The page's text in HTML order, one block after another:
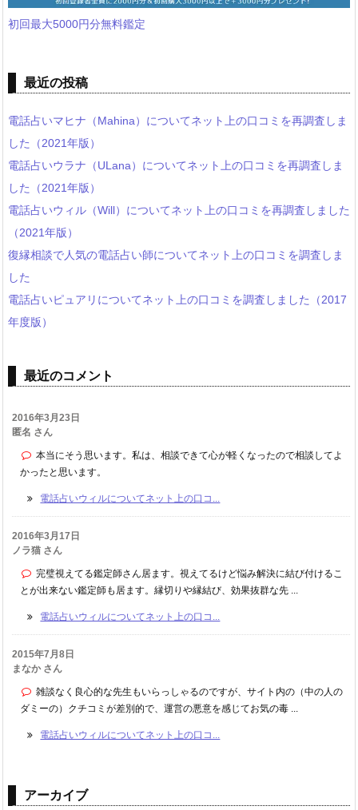
初回最大5000円分無料鑑定
最近の投稿
電話占いマヒナ（Mahina）についてネット上の口コミを再調査しま
した（2021年版）
電話占いウラナ（ULana）についてネット上の口コミを再調査しま
した（2021年版）
電話占いウィル（Will）についてネット上の口コミを再調査しました
（2021年版）
復縁相談で人気の電話占い師についてネット上の口コミを調査しま
した
電話占いピュアリについてネット上の口コミを調査しました（2017
年度版）
最近のコメント
2016年3月23日
匿名 さん
本当にそう思います。私は、相談できて心が軽くなったので相談してよ
かったと思います。
電話占いウィルについてネット上の口コ...
2016年3月17日
ノラ猫 さん
完璧視えてる鑑定師さん居ます。視えてるけど悩み解決に結び付けるこ
とが出来ない鑑定師も居ます。縁切りや縁結び、効果抜群な先 ...
電話占いウィルについてネット上の口コ...
2015年7月8日
まなか さん
雑談なく良心的な先生もいらっしゃるのですが、サイト内の（中の人の
ダミーの）クチコミが差別的で、運営の悪意を感じてお気の毒 ...
電話占いウィルについてネット上の口コ...
アーカイブ